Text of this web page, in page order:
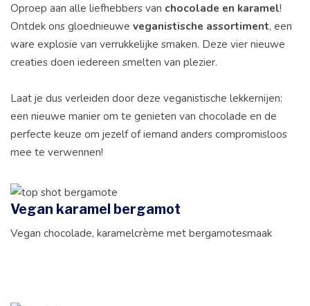
Oproep aan alle liefhebbers van chocolade en karamel!
Ontdek ons gloednieuwe veganistische assortiment, een
ware explosie van verrukkelijke smaken. Deze vier nieuwe
creaties doen iedereen smelten van plezier.
Laat je dus verleiden door deze veganistische lekkernijen:
een nieuwe manier om te genieten van chocolade en de
perfecte keuze om jezelf of iemand anders compromisloos
mee te verwennen!
Vegan karamel bergamot
Vegan chocolade, karamelcrème met bergamotesmaak